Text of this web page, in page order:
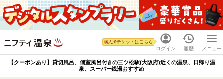
ログイン
購入済チケットはこちら
履歴 メニュー
【クーポンあり】貸切風呂、個室風呂付きの三ツ松駅(大阪府)近くの温泉、日帰り温
泉、スーパー銭湯おすすめ